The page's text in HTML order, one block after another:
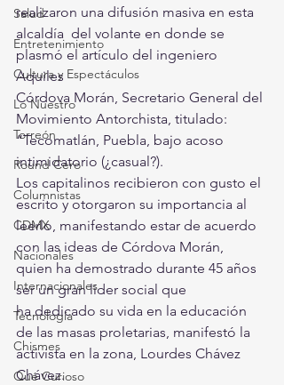
Salud
Entretenimiento
Cultura y Espectáculos
Lo Nuestro
Torreón
Round Cero
Columnistas
CDMX
Nacionales
Internacionales
Tecnología
Chismes
Qué Curioso
realizaron una difusión masiva en esta
alcaldía  del volante en donde se
plasmó el artículo del ingeniero
Aquiles
Córdova Morán, Secretario General del
Movimiento Antorchista, titulado:
“Tecomatlán, Puebla, bajo acoso
intimidatorio (¿casual?).
Los capitalinos recibieron con gusto el
escrito y otorgaron su importancia al
leerlo, manifestando estar de acuerdo
con las ideas de Córdova Morán,
quien ha demostrado durante 45 años
ser un gran líder social que
ha dedicado su vida en la educación
de las masas proletarias, manifestó la
activista en la zona, Lourdes Chávez
Chávez.